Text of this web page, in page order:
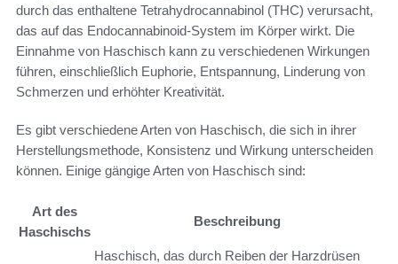
durch das enthaltene Tetrahydrocannabinol (THC) verursacht,
das auf das Endocannabinoid-System im Körper wirkt. Die
Einnahme von Haschisch kann zu verschiedenen Wirkungen
führen, einschließlich Euphorie, Entspannung, Linderung von
Schmerzen und erhöhter Kreativität.
Es gibt verschiedene Arten von Haschisch, die sich in ihrer
Herstellungsmethode, Konsistenz und Wirkung unterscheiden
können. Einige gängige Arten von Haschisch sind:
Art des
Haschischs
Beschreibung
Haschisch, das durch Reiben der Harzdrüsen